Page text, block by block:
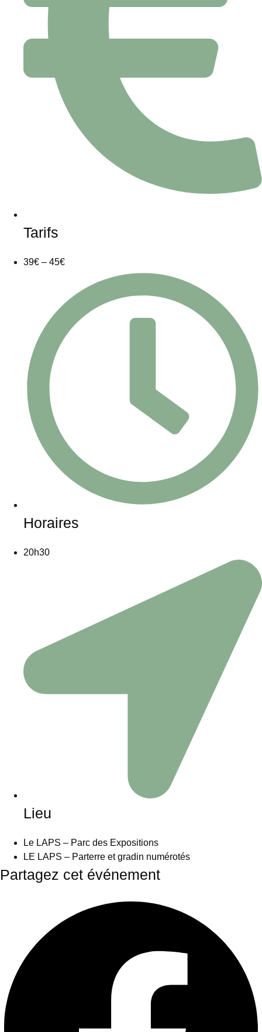
Tarifs
39€ – 45€
Horaires
20h30
Lieu
Le LAPS – Parc des Expositions
LE LAPS – Parterre et gradin numérotés
Partagez cet événement